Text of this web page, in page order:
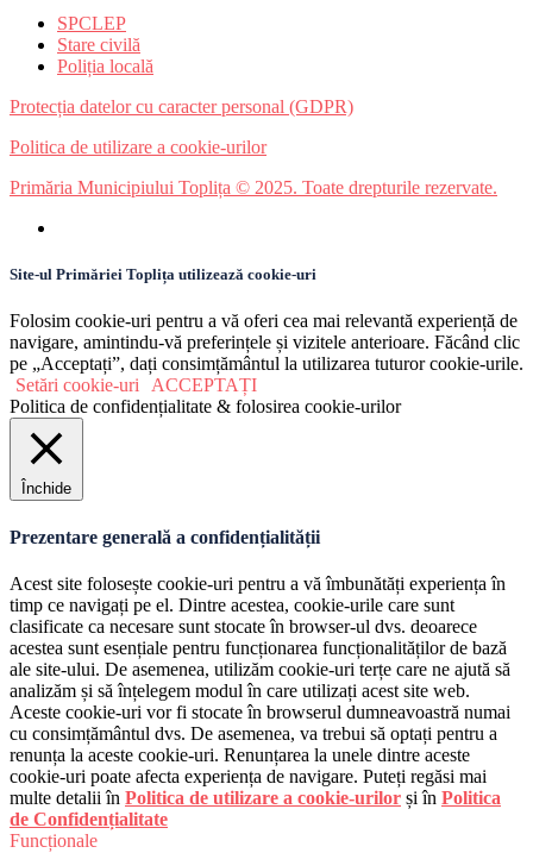
SPCLEP
Stare civilă
Poliția locală
Protecția datelor cu caracter personal (GDPR)
Politica de utilizare a cookie-urilor
Primăria Municipiului Toplița © 2025. Toate drepturile rezervate.
Site-ul Primăriei Toplița utilizează cookie-uri
Folosim cookie-uri pentru a vă oferi cea mai relevantă experiență de
navigare, amintindu-vă preferințele și vizitele anterioare. Făcând clic
pe „Acceptați”, dați consimțământul la utilizarea tuturor cookie-urile.
Setări cookie-uri ACCEPTAȚI
Politica de confidențialitate & folosirea cookie-urilor
Închide
Prezentare generală a confidențialității
Acest site folosește cookie-uri pentru a vă îmbunătăți experiența în
timp ce navigați pe el. Dintre acestea, cookie-urile care sunt
clasificate ca necesare sunt stocate în browser-ul dvs. deoarece
acestea sunt esențiale pentru funcționarea funcționalităților de bază
ale site-ului. De asemenea, utilizăm cookie-uri terțe care ne ajută să
analizăm și să înțelegem modul în care utilizați acest site web.
Aceste cookie-uri vor fi stocate în browserul dumneavoastră numai
cu consimțământul dvs. De asemenea, va trebui să optați pentru a
renunța la aceste cookie-uri. Renunțarea la unele dintre aceste
cookie-uri poate afecta experiența de navigare. Puteți regăsi mai
multe detalii în Politica de utilizare a cookie-urilor și în Politica
de Confidențialitate
Funcționale